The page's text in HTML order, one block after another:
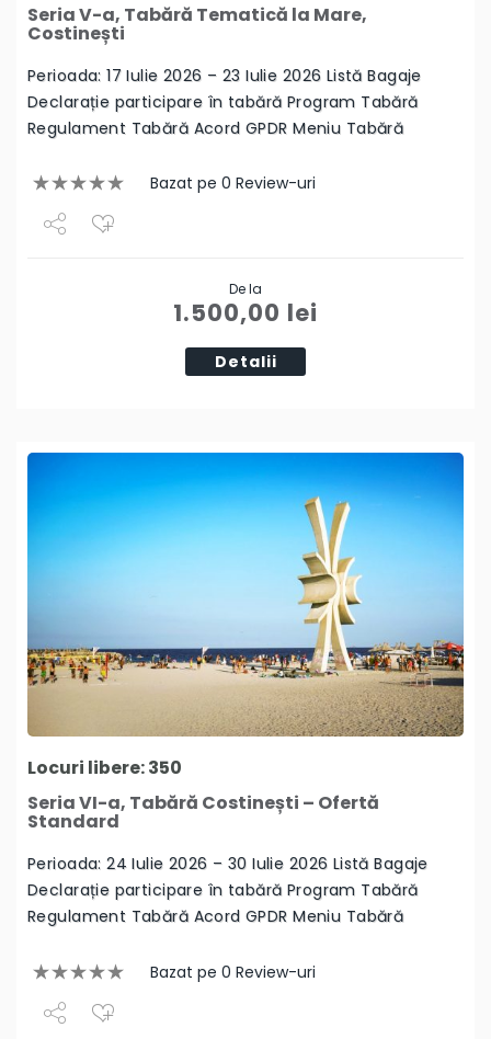
Seria V-a, Tabără Tematică la Mare,
Costinești
Perioada: 17 Iulie 2026 – 23 Iulie 2026 Listă Bagaje
Declarație participare în tabără Program Tabără
Regulament Tabără Acord GPDR Meniu Tabără
Bazat pe 0 Review-uri
De la
1.500,00 lei
Detalii
Locuri libere: 350
Seria VI-a, Tabără Costinești – Ofertă
Standard
Perioada: 24 Iulie 2026 – 30 Iulie 2026 Listă Bagaje
Declarație participare în tabără Program Tabără
Regulament Tabără Acord GPDR Meniu Tabără
Bazat pe 0 Review-uri